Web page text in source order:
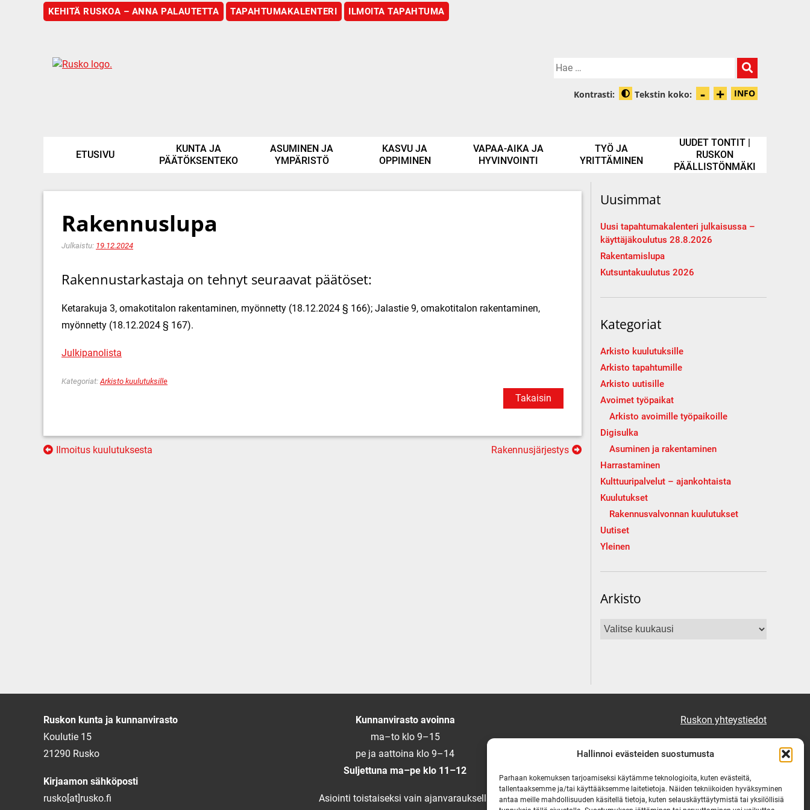
Hallinnoi evästeiden suostumusta
Parhaan kokemuksen tarjoamiseksi käytämme teknologioita, kuten evästeitä,
tallentaaksemme ja/tai käyttääksemme laitetietoja. Näiden tekniikoiden hyväksyminen
antaa meille mahdollisuuden käsitellä tietoja, kuten selauskäyttäytymistä tai yksilöllisiä
KEHITÄ RUSKOA – ANNA PALAUTETTA TAPAHTUMAKALENTERI ILMOITA TAPAHTUMA
Hae:
Kontrasti: Muuta kontrastia
Tekstin koko: -Pienennä
+Suurenna
INFO
ETUSIVU
KUNTA JA
PÄÄTÖKSENTEKO
ASUMINEN JA
YMPÄRISTÖ
KASVU JA
OPPIMINEN
VAPAA-AIKA JA
HYVINVOINTI
TYÖ JA
YRITTÄMINEN
UUDET TONTIT |
RUSKON
PÄÄLLISTÖNMÄKI
Rakennuslupa
Julkaistu: 19.12.2024
Rakennustarkastaja on tehnyt seuraavat päätöset:
Ketarakuja 3, omakotitalon rakentaminen, myönnetty (18.12.2024 § 166); Jalastie 9, omakotitalon rakentaminen,
myönnetty (18.12.2024 § 167).
Julkipanolista
Kategoriat: Arkisto kuulutuksille
Takaisin
Artikkelien
Ilmoitus kuulutuksesta Rakennusjärjestys
Uusimmat
Uusi tapahtumakalenteri julkaisussa –
käyttäjäkoulutus 28.8.2026
Rakentamislupa
Kutsuntakuulutus 2026
Kategoriat
Arkisto kuulutuksille
Arkisto tapahtumille
Arkisto uutisille
Avoimet työpaikat
Arkisto avoimille työpaikoille
Digisulka
Asuminen ja rakentaminen
Harrastaminen
Kulttuuripalvelut – ajankohtaista
Kuulutukset
Rakennusvalvonnan kuulutukset
Uutiset
Yleinen
Arkisto
Arkisto
Ruskon kunta ja kunnanvirasto
Koulutie 15
21290 Rusko
Kirjaamon sähköposti
rusko[at]rusko.fi
Kunnanvirasto avoinna
ma–to klo 9–15
pe ja aattoina klo 9–14
Suljettuna ma–pe klo 11–12
Asiointi toistaiseksi vain ajanvarauksella
Ruskon yhteystiedot
Virka-ajan ulkopuolella
puh. 0444 333 555